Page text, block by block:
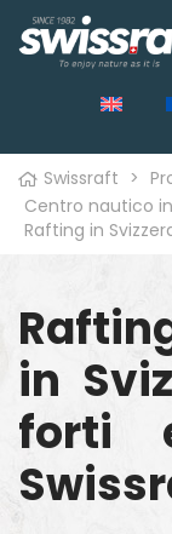
Swissraft >
Centro nautico
Rafting in
in
forti